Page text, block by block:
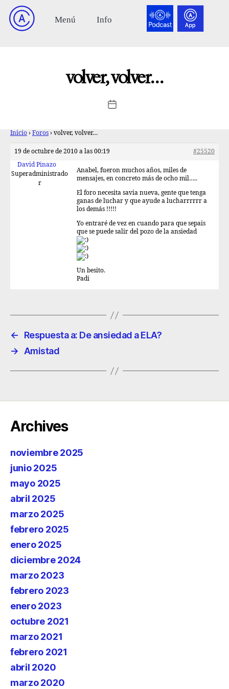
volver, volver…
Inicio › Foros › volver, volver…
19 de octubre de 2010 a las 00:19
#25520
David Pinazo
Superadministrado
r
Anabel, fueron muchos años, miles de
mensajes, en concreto más de ocho mil…..
El foro necesita savia nueva, gente que tenga
ganas de luchar y que ayude a lucharrrrrr a
los demás !!!!!
Yo entraré de vez en cuando para que sepais
que se puede salir del pozo de la ansiedad
Un besito.
Padi
←
Respuesta a: De ansiedad a ELA?
→
Amistad
Archives
noviembre 2025
junio 2025
mayo 2025
abril 2025
marzo 2025
febrero 2025
enero 2025
diciembre 2024
marzo 2023
febrero 2023
enero 2023
octubre 2021
marzo 2021
febrero 2021
abril 2020
marzo 2020